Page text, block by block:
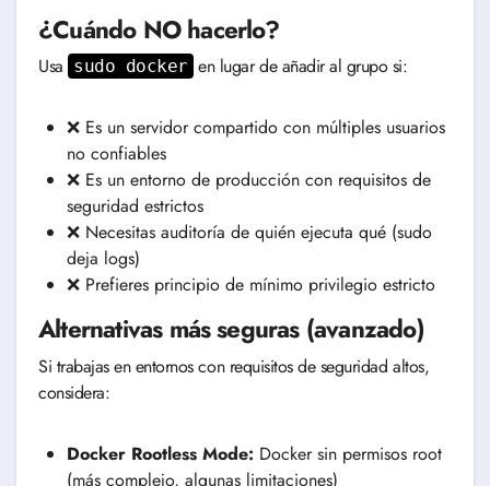
¿Cuándo NO hacerlo?
Usa sudo docker en lugar de añadir al grupo si:
❌ Es un servidor compartido con múltiples usuarios
no confiables
❌ Es un entorno de producción con requisitos de
seguridad estrictos
❌ Necesitas auditoría de quién ejecuta qué (sudo
deja logs)
❌ Prefieres principio de mínimo privilegio estricto
Alternativas más seguras (avanzado)
Si trabajas en entornos con requisitos de seguridad altos,
considera:
Docker Rootless Mode: Docker sin permisos root
(más complejo, algunas limitaciones)